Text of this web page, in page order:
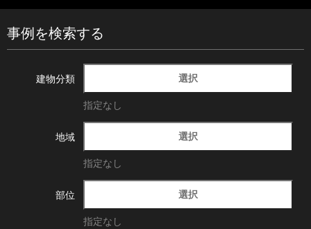
事例を検索する
建物分類 選択
指定なし
地域 選択
指定なし
部位 選択
指定なし